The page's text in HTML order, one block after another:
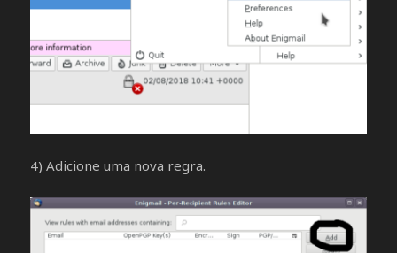
4) Adicione uma nova regra.